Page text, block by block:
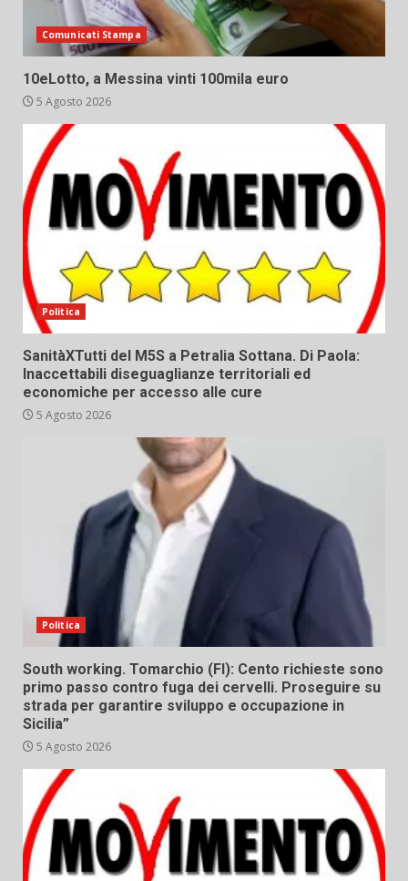
Comunicati Stampa
10eLotto, a Messina vinti 100mila euro
5 Agosto 2026
Politica
SanitàXTutti del M5S a Petralia Sottana. Di Paola:
Inaccettabili diseguaglianze territoriali ed
economiche per accesso alle cure
5 Agosto 2026
Politica
South working. Tomarchio (FI): Cento richieste sono
primo passo contro fuga dei cervelli. Proseguire su
strada per garantire sviluppo e occupazione in
Sicilia”
5 Agosto 2026